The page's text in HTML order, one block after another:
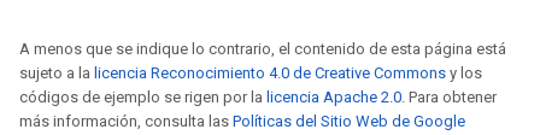
A menos que se indique lo contrario, el contenido de esta página está
sujeto a la licencia Reconocimiento 4.0 de Creative Commons y los
códigos de ejemplo se rigen por la licencia Apache 2.0. Para obtener
más información, consulta las Políticas del Sitio Web de Google